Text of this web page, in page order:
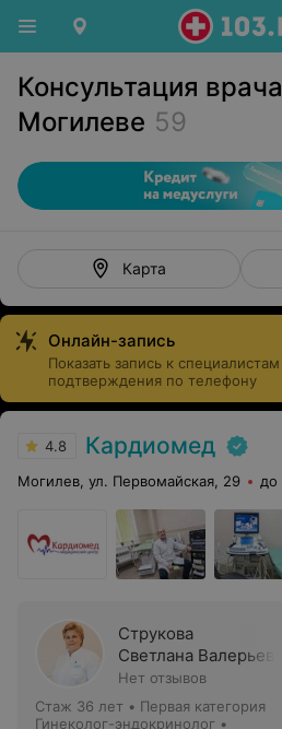
Консультация
Могилеве 59
Карта
Онлайн-запись
Показать запись к
подтверждения по телефону
4.8 Кардиомед
Могилев, ул. Первомайская, 29 до
Струкова
Светлана Валерьевна
Нет отзывов
Стаж 36 лет • Первая категория
Гинеколог-эндокринолог •